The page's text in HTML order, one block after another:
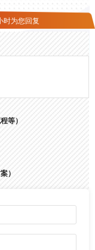
时为您回复
等）
）